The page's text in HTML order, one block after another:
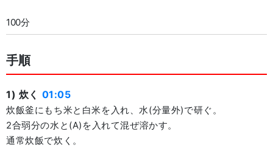
100分
手順
1) 炊く 01:05
炊飯釜にもち米と白米を入れ、水(分量外)で研ぐ。
2合弱分の水と(A)を入れて混ぜ溶かす。
通常炊飯で炊く。